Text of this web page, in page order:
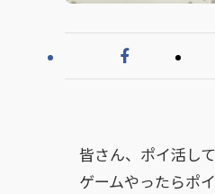
皆さん、ポイ活し
ゲームやったらポ